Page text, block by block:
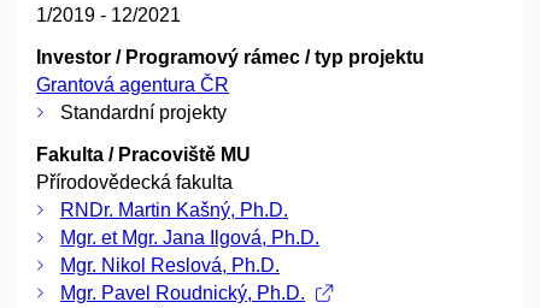
1/2019 - 12/2021
Investor / Programový rámec / typ projektu
Grantová agentura ČR
Standardní projekty
Fakulta / Pracoviště MU
Přírodovědecká fakulta
RNDr. Martin Kašný, Ph.D.
Mgr. et Mgr. Jana Ilgová, Ph.D.
Mgr. Nikol Reslová, Ph.D.
Mgr. Pavel Roudnický, Ph.D.